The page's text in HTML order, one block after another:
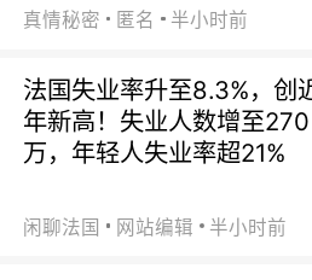
真情秘密 匿名 半小时前
法国失业率升至8.3%，创
年新高！失业人数增至270
万，年轻人失业率超21%
闲聊法国 网站编辑 半小时前